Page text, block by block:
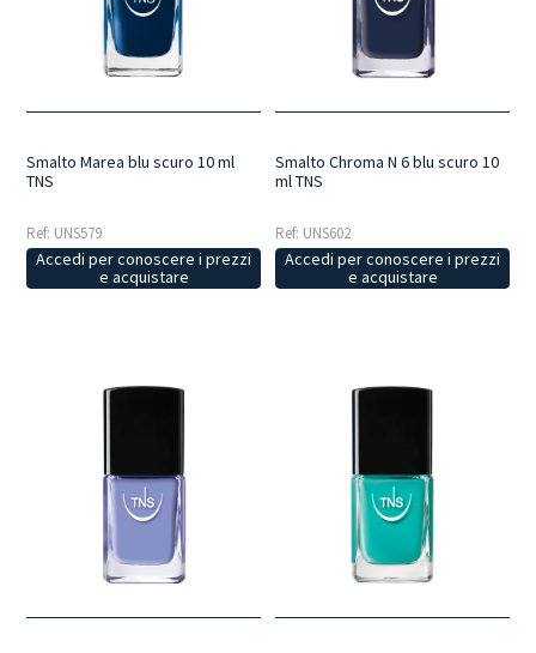
Smalto Marea blu scuro 10 ml
TNS
Ref: UNS579
Accedi per conoscere i prezzi
e acquistare
Smalto Chroma N 6 blu scuro 10
ml TNS
Ref: UNS602
Accedi per conoscere i prezzi
e acquistare